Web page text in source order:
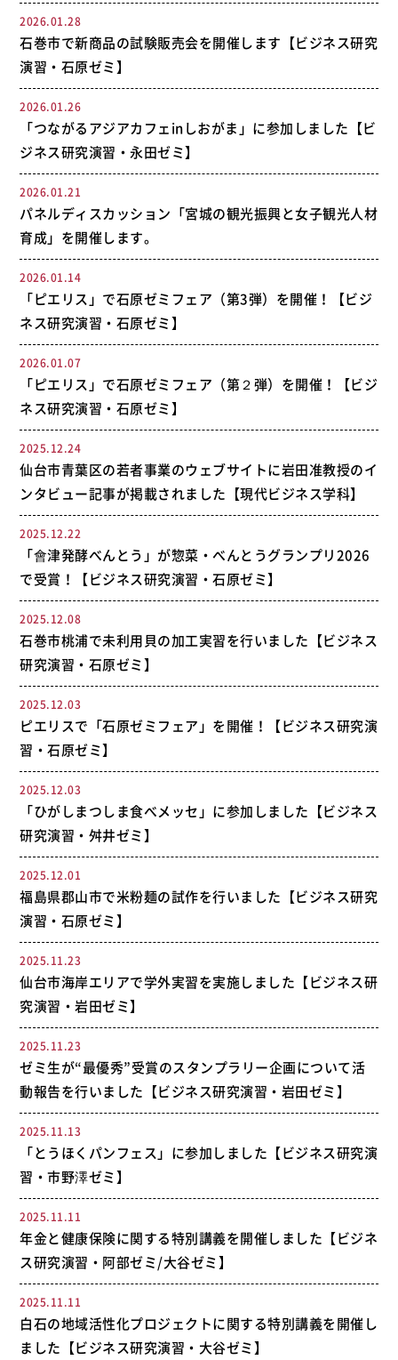
2026.01.28
石巻市で新商品の試験販売会を開催します【ビジネス研究
演習・石原ゼミ】
2026.01.26
「つながるアジアカフェinしおがま」に参加しました【ビ
ジネス研究演習・永田ゼミ】
2026.01.21
パネルディスカッション「宮城の観光振興と女子観光人材
育成」を開催します。
2026.01.14
「ピエリス」で石原ゼミフェア（第3弾）を開催！【ビジ
ネス研究演習・石原ゼミ】
2026.01.07
「ピエリス」で石原ゼミフェア（第２弾）を開催！【ビジ
ネス研究演習・石原ゼミ】
2025.12.24
仙台市青葉区の若者事業のウェブサイトに岩田准教授のイ
ンタビュー記事が掲載されました【現代ビジネス学科】
2025.12.22
「會津発酵べんとう」が惣菜・べんとうグランプリ2026
で受賞！【ビジネス研究演習・石原ゼミ】
2025.12.08
石巻市桃浦で未利用貝の加工実習を行いました【ビジネス
研究演習・石原ゼミ】
2025.12.03
ピエリスで「石原ゼミフェア」を開催！【ビジネス研究演
習・石原ゼミ】
2025.12.03
「ひがしまつしま食べメッセ」に参加しました【ビジネス
研究演習・舛井ゼミ】
2025.12.01
福島県郡山市で米粉麺の試作を行いました【ビジネス研究
演習・石原ゼミ】
2025.11.23
仙台市海岸エリアで学外実習を実施しました【ビジネス研
究演習・岩田ゼミ】
2025.11.23
ゼミ生が“最優秀”受賞のスタンプラリー企画について活
動報告を行いました【ビジネス研究演習・岩田ゼミ】
2025.11.13
「とうほくパンフェス」に参加しました【ビジネス研究演
習・市野澤ゼミ】
2025.11.11
年金と健康保険に関する特別講義を開催しました【ビジネ
ス研究演習・阿部ゼミ/大谷ゼミ】
2025.11.11
白石の地域活性化プロジェクトに関する特別講義を開催し
ました【ビジネス研究演習・大谷ゼミ】